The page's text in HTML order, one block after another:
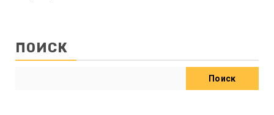
ПОИСК
Поиск